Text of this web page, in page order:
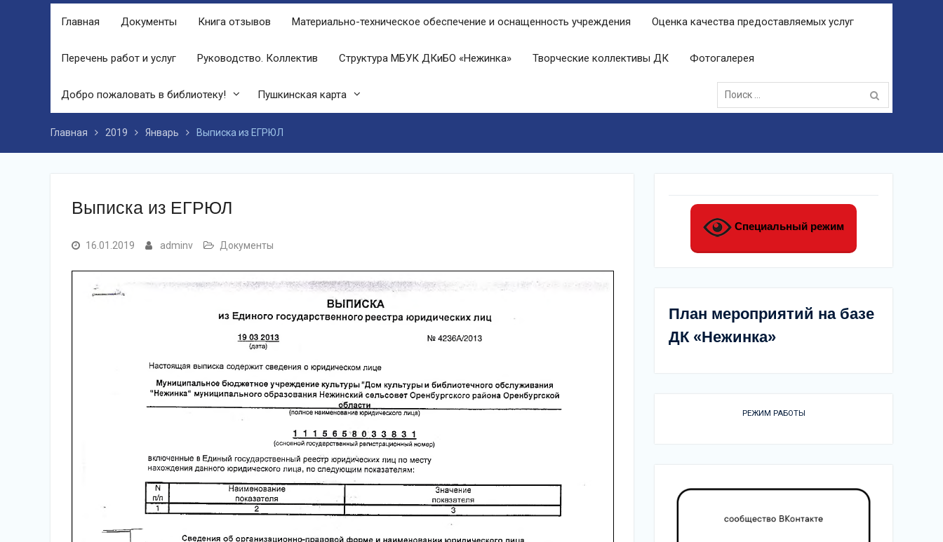
беспроигрышная лотерея и все кто
призы от спонсоров в виде упаковок
подсолнечного масла и муки.
Наша землячка стала финалисткой
Всероссийского конкурса
«Библиотекарь года – 2025»
Главная Документы Книга отзывов Материально-техническое обеспечение и оснащенность учреждения Оценка качества предоставляемых услуг
Перечень работ и услуг Руководство. Коллектив Структура МБУК ДКиБО «Нежинка» Творческие коллективы ДК Фотогалерея
Добро пожаловать в библиотеку! Пушкинская карта
Поиск:
Главная 2019 Январь Выписка из ЕГРЮЛ
Выписка из ЕГРЮЛ
16.01.2019 adminv Документы
Специальный режим
План мероприятий на базе
ДК «Нежинка»
РЕЖИМ РАБОТЫ